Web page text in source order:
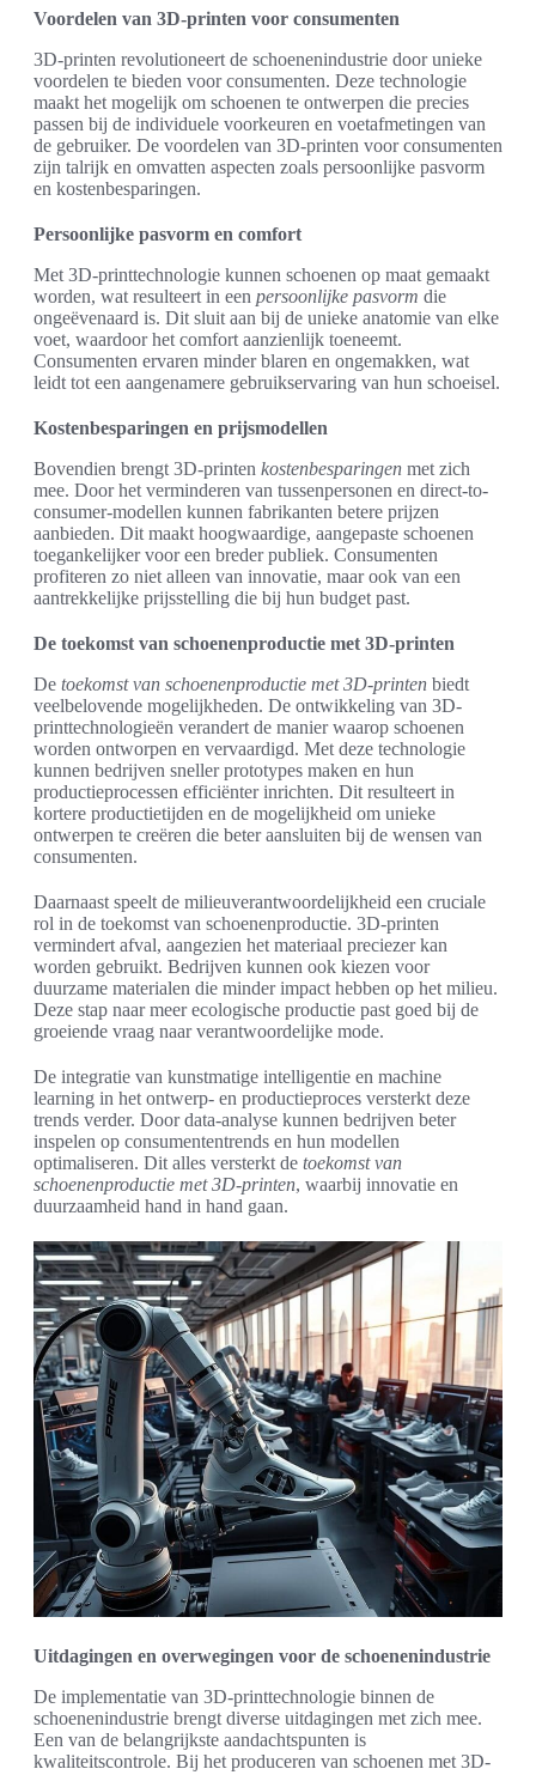
Voordelen van 3D-printen voor consumenten
3D-printen revolutioneert de schoenenindustrie door unieke
voordelen te bieden voor consumenten. Deze technologie
maakt het mogelijk om schoenen te ontwerpen die precies
passen bij de individuele voorkeuren en voetafmetingen van
de gebruiker. De voordelen van 3D-printen voor consumenten
zijn talrijk en omvatten aspecten zoals persoonlijke pasvorm
en kostenbesparingen.
Persoonlijke pasvorm en comfort
Met 3D-printtechnologie kunnen schoenen op maat gemaakt
worden, wat resulteert in een persoonlijke pasvorm die
ongeëvenaard is. Dit sluit aan bij de unieke anatomie van elke
voet, waardoor het comfort aanzienlijk toeneemt.
Consumenten ervaren minder blaren en ongemakken, wat
leidt tot een aangenamere gebruikservaring van hun schoeisel.
Kostenbesparingen en prijsmodellen
Bovendien brengt 3D-printen kostenbesparingen met zich
mee. Door het verminderen van tussenpersonen en direct-to-
consumer-modellen kunnen fabrikanten betere prijzen
aanbieden. Dit maakt hoogwaardige, aangepaste schoenen
toegankelijker voor een breder publiek. Consumenten
profiteren zo niet alleen van innovatie, maar ook van een
aantrekkelijke prijsstelling die bij hun budget past.
De toekomst van schoenenproductie met 3D-printen
De toekomst van schoenenproductie met 3D-printen biedt
veelbelovende mogelijkheden. De ontwikkeling van 3D-
printtechnologieën verandert de manier waarop schoenen
worden ontworpen en vervaardigd. Met deze technologie
kunnen bedrijven sneller prototypes maken en hun
productieprocessen efficiënter inrichten. Dit resulteert in
kortere productietijden en de mogelijkheid om unieke
ontwerpen te creëren die beter aansluiten bij de wensen van
consumenten.
Daarnaast speelt de milieuverantwoordelijkheid een cruciale
rol in de toekomst van schoenenproductie. 3D-printen
vermindert afval, aangezien het materiaal preciezer kan
worden gebruikt. Bedrijven kunnen ook kiezen voor
duurzame materialen die minder impact hebben op het milieu.
Deze stap naar meer ecologische productie past goed bij de
groeiende vraag naar verantwoordelijke mode.
De integratie van kunstmatige intelligentie en machine
learning in het ontwerp- en productieproces versterkt deze
trends verder. Door data-analyse kunnen bedrijven beter
inspelen op consumententrends en hun modellen
optimaliseren. Dit alles versterkt de toekomst van
schoenenproductie met 3D-printen, waarbij innovatie en
duurzaamheid hand in hand gaan.
Uitdagingen en overwegingen voor de schoenenindustrie
De implementatie van 3D-printtechnologie binnen de
schoenenindustrie brengt diverse uitdagingen met zich mee.
Een van de belangrijkste aandachtspunten is
kwaliteitscontrole. Bij het produceren van schoenen met 3D-